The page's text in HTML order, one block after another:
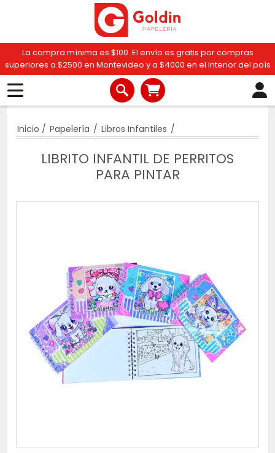
La compra mínima es $100. El envío es gratis por compras
superiores a $2500 en Montevideo y a $4000 en el interior del país
Inicio / Papelería / Libros Infantiles /
LIBRITO INFANTIL DE PERRITOS
PARA PINTAR